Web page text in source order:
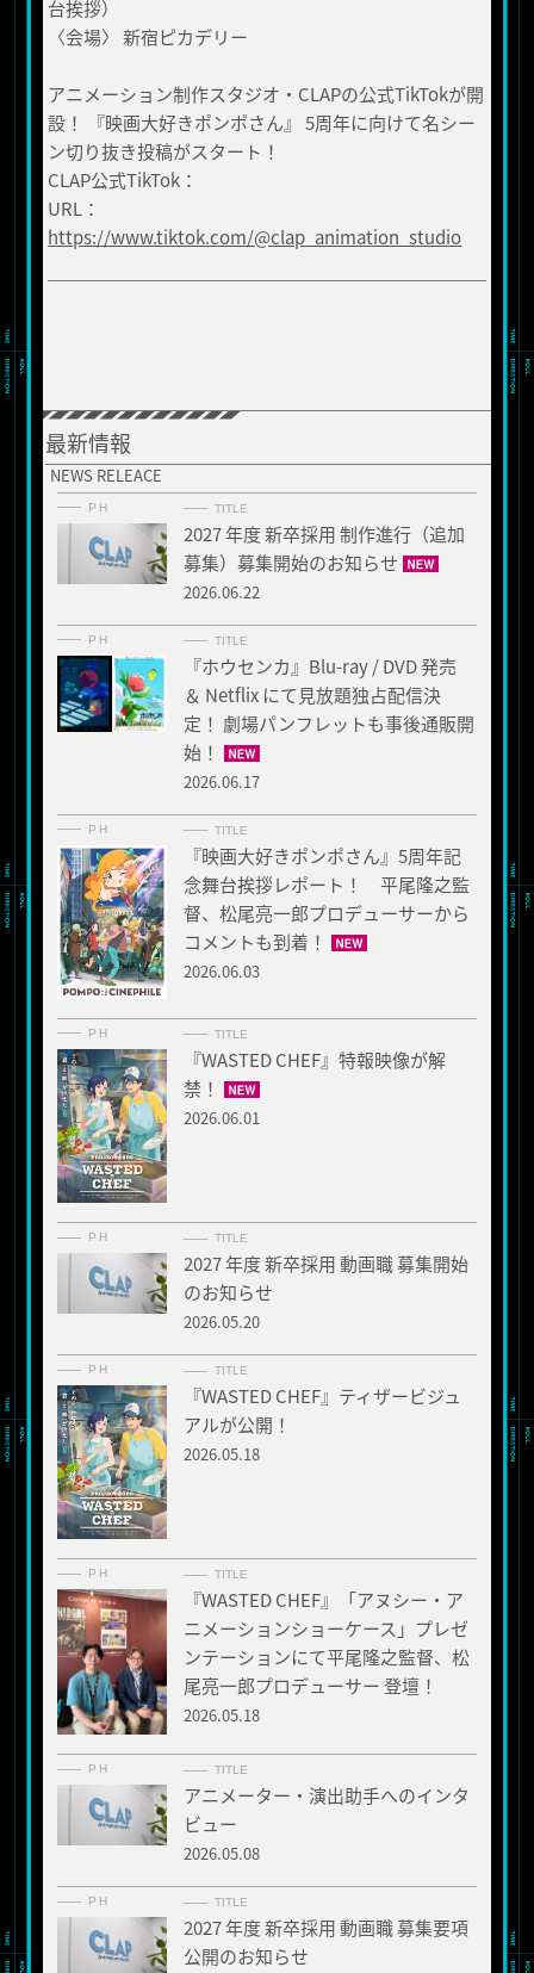
台挨拶）
〈会場〉 新宿ピカデリー
アニメーション制作スタジオ・CLAPの公式TikTokが開
設！ 『映画大好きポンポさん』 5周年に向けて名シー
ン切り抜き投稿がスタート！
CLAP公式TikTok：
URL：
https://www.tiktok.com/@clap_animation_studio
最新情報
NEWS RELEACE
PH TITLE
2027 年度 新卒採用 制作進行（追加
募集）募集開始のお知らせ
2026.06.22
PH TITLE
『ホウセンカ』Blu-ray / DVD 発売
＆ Netflix にて見放題独占配信決
定！ 劇場パンフレットも事後通販開
始！
2026.06.17
PH TITLE
『映画大好きポンポさん』5周年記
念舞台挨拶レポート！ 平尾隆之監
督、松尾亮一郎プロデューサーから
コメントも到着！
2026.06.03
PH TITLE
『WASTED CHEF』特報映像が解
禁！
2026.06.01
PH TITLE
2027 年度 新卒採用 動画職 募集開始
のお知らせ
2026.05.20
PH TITLE
『WASTED CHEF』ティザービジュ
アルが公開！
2026.05.18
PH TITLE
『WASTED CHEF』「アヌシー・ア
ニメーションショーケース」プレゼ
ンテーションにて平尾隆之監督、松
尾亮一郎プロデューサー 登壇！
2026.05.18
PH TITLE
アニメーター・演出助手へのインタ
ビュー
2026.05.08
PH TITLE
2027 年度 新卒採用 動画職 募集要項
公開のお知らせ